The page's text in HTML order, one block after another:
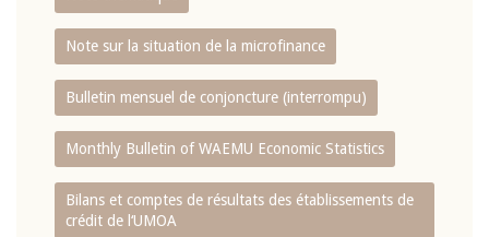
Note sur la situation de la microfinance
Bulletin mensuel de conjoncture (interrompu)
Monthly Bulletin of WAEMU Economic Statistics
Bilans et comptes de résultats des établissements de
crédit de l‘UMOA